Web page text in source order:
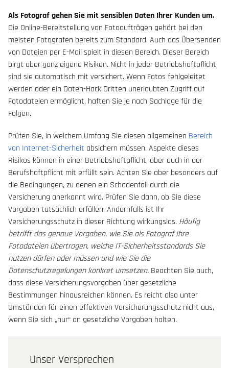
Als Fotograf gehen Sie mit sensiblen Daten Ihrer Kunden um.
Die Online-Bereitstellung von Fotoaufträgen gehört bei den
meisten Fotografen bereits zum Standard. Auch das Übersenden
von Dateien per E-Mail spielt in diesen Bereich. Dieser Bereich
birgt aber ganz eigene Risiken. Nicht in jeder Betriebshaftpflicht
sind sie automatisch mit versichert. Wenn Fotos fehlgeleitet
werden oder ein Daten-Hack Dritten unerlaubten Zugriff auf
Fotodateien ermöglicht, haften Sie je nach Sachlage für die
Folgen.
Prüfen Sie, in welchem Umfang Sie diesen allgemeinen Bereich
von Internet-Sicherheit absichern müssen. Aspekte dieses
Risikos können in einer Betriebshaftpflicht, aber auch in der
Berufshaftpflicht mit erfüllt sein. Achten Sie aber besonders auf
die Bedingungen, zu denen ein Schadenfall durch die
Versicherung anerkannt wird. Prüfen Sie dann, ob Sie diese
Vorgaben tatsächlich erfüllen. Andernfalls ist Ihr
Versicherungsschutz in dieser Richtung wirkungslos. Häufig
betrifft das genaue Vorgaben, wie Sie als Fotograf Ihre
Fotodateien übertragen, welche IT-Sicherheitsstandards Sie
nutzen dürfen oder müssen und wie Sie die
Datenschutzregelungen konkret umsetzen. Beachten Sie auch,
dass diese Versicherungsvorgaben über gesetzliche
Bestimmungen hinausreichen können. Es reicht also unter
Umständen für einen effektiven Versicherungsschutz nicht aus,
wenn Sie sich „nur“ an gesetzliche Vorgaben halten.
Unser Versprechen